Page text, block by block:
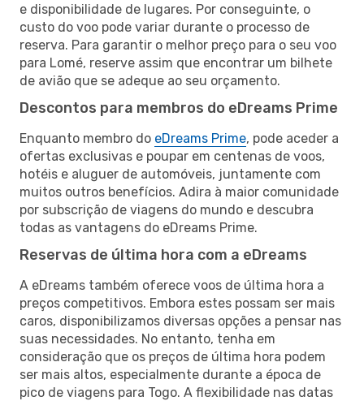
e disponibilidade de lugares. Por conseguinte, o
custo do voo pode variar durante o processo de
reserva. Para garantir o melhor preço para o seu voo
para Lomé, reserve assim que encontrar um bilhete
de avião que se adeque ao seu orçamento.
Descontos para membros do eDreams Prime
Enquanto membro do eDreams Prime, pode aceder a
ofertas exclusivas e poupar em centenas de voos,
hotéis e aluguer de automóveis, juntamente com
muitos outros benefícios. Adira à maior comunidade
por subscrição de viagens do mundo e descubra
todas as vantagens do eDreams Prime.
Reservas de última hora com a eDreams
A eDreams também oferece voos de última hora a
preços competitivos. Embora estes possam ser mais
caros, disponibilizamos diversas opções a pensar nas
suas necessidades. No entanto, tenha em
consideração que os preços de última hora podem
ser mais altos, especialmente durante a época de
pico de viagens para Togo. A flexibilidade nas datas